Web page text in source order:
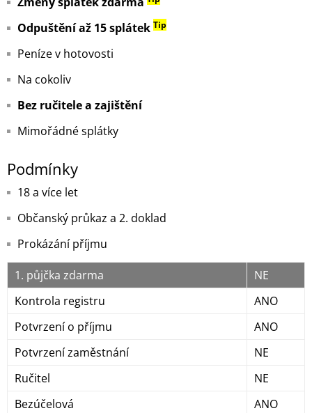
Odpuštění až 15 splátek Tip
Peníze v hotovosti
Na cokoliv
Bez ručitele a zajištění
Mimořádné splátky
Podmínky
18 a více let
Občanský průkaz a 2. doklad
Prokázání příjmu
1. půjčka zdarma
NE
Kontrola registru
ANO
Potvrzení o příjmu
ANO
Potvrzení zaměstnání
NE
Ručitel
NE
Bezúčelová
ANO